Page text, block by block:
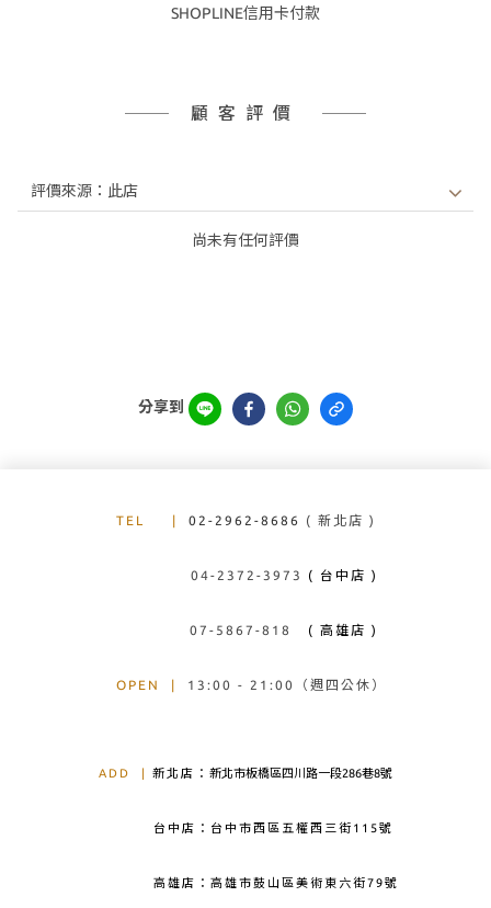
SHOPLINE信用卡付款
顧客評價
尚未有任何評價
分享到
TEL | 02-2962-8686 ( 新北店 )
04-2372-3973 ( 台中店 )
07-5867-818 ( 高雄店 )
OPEN | 13:00 - 21:00（週四公休）
ADD | 新北店： 新北市板橋區四川路一段286巷8號
台中店：台中市西區五權西三街115號
高雄店：高雄市鼓山區美術東六街79號